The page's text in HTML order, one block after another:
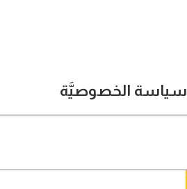
سياسة الخصوصيَّة